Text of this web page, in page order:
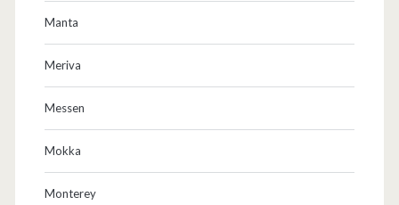
Manta
Meriva
Messen
Mokka
Monterey